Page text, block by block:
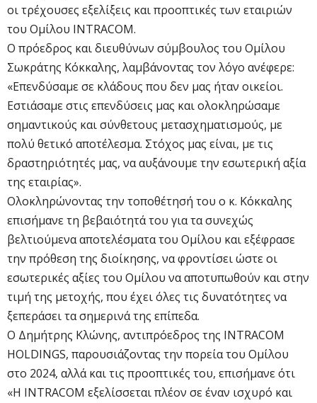
οι τρέχουσες εξελίξεις και προοπτικές των εταιριών
του Ομίλου INTRACOM.
Ο πρόεδρος και διευθύνων σύμβουλος του Ομίλου
Σωκράτης Κόκκαλης, λαμβάνοντας τον λόγο ανέφερε:
«Επενδύσαμε σε κλάδους που δεν μας ήταν οικείοι.
Εστιάσαμε στις επενδύσεις μας και ολοκληρώσαμε
σημαντικούς και σύνθετους μετασχηματισμούς, με
πολύ θετικό αποτέλεσμα. Στόχος μας είναι, με τις
δραστηριότητές μας, να αυξάνουμε την εσωτερική αξία
της εταιρίας».
Ολοκληρώνοντας την τοποθέτησή του ο κ. Κόκκαλης
επισήμανε τη βεβαιότητά του για τα συνεχώς
βελτιούμενα αποτελέσματα του Ομίλου και εξέφρασε
την πρόθεση της διοίκησης, να φροντίσει ώστε οι
εσωτερικές αξίες του Ομίλου να αποτυπωθούν και στην
τιμή της μετοχής, που έχει όλες τις δυνατότητες να
ξεπεράσει τα σημερινά της επίπεδα.
Ο Δημήτρης Κλώνης, αντιπρόεδρος της INTRACOM
HOLDINGS, παρουσιάζοντας την πορεία του Ομίλου
στο 2024, αλλά και τις προοπτικές του, επισήμανε ότι
«Η INTRACOM εξελίσσεται πλέον σε έναν ισχυρό και